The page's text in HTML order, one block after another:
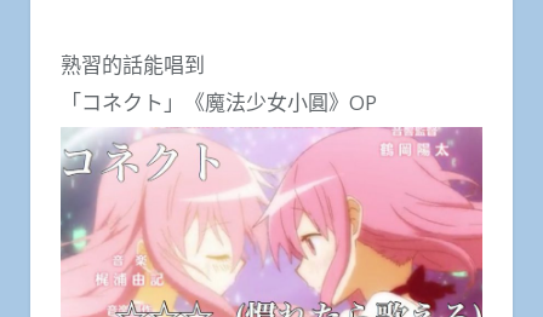
熟習的話能唱到
「コネクト」《魔法少女小圓》OP